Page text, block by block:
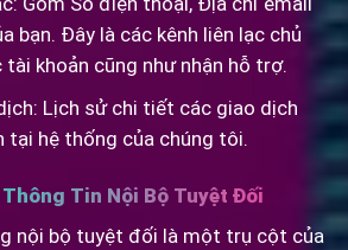
bạn. Đây là các kênh liên lạc chủ
khoản cũng như nhận hỗ trợ.
Lịch sử chi tiết các giao dịch
tại hệ thống của chúng tôi.
Tin Nội Bộ Tuyệt Đối
nội bộ tuyệt đối là một trụ cột của